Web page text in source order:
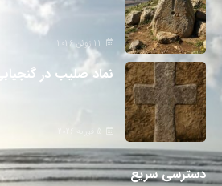
22 ژوئن 2026
نماد صلیب در گنجیابی
دسترسی سریع